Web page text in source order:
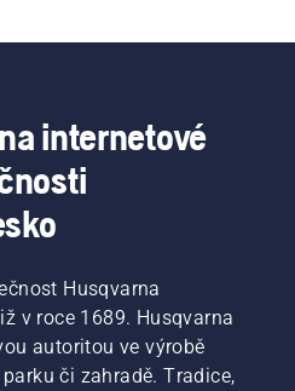
internetové
Husqvarna
v roce 1689. Husqvarna
autoritou ve výrobě
či zahradě. Tradice,